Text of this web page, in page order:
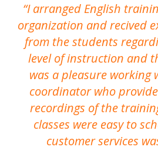
I arranged English
organization and recived
from the students
level of instruction and
was a pleasure working
coordinator who
recordings of the
classes were easy to
customer services